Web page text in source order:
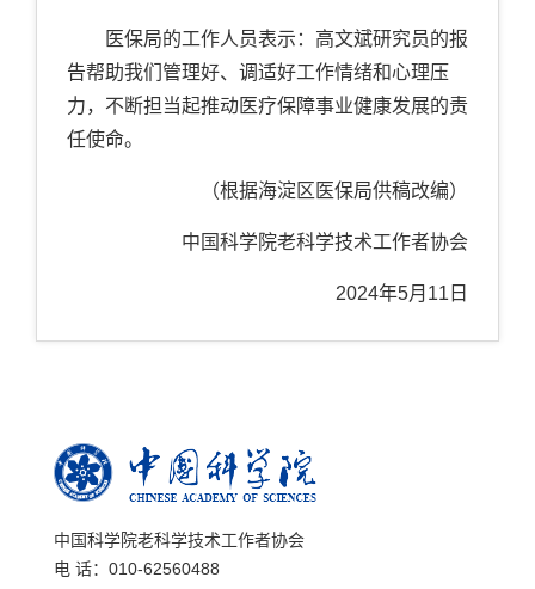
医保局的工作人员表示：高文斌研究员的报
告帮助我们管理好、调适好工作情绪和心理压
力，不断担当起推动医疗保障事业健康发展的责
任使命。
（根据海淀区医保局供稿改编）
中国科学院老科学技术工作者协会
2024年5月 11 日
中国科学院老科学技术工作者协会
电 话：010-62560488